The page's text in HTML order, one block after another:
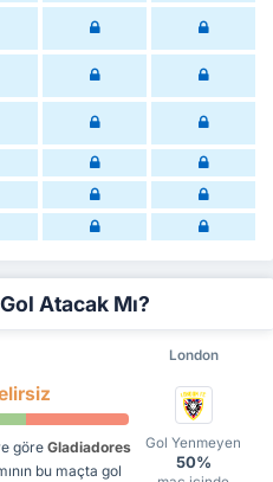
Gol Atacak Mı?
London
göre Gladiadores
bu maçta gol
Gol Yenmeyen
50%